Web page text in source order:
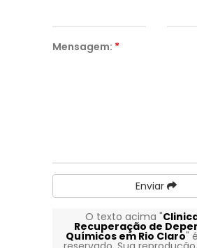
Mensagem: *
Enviar
O texto acima "
Recuperação de
Químicos em Rio Claro"